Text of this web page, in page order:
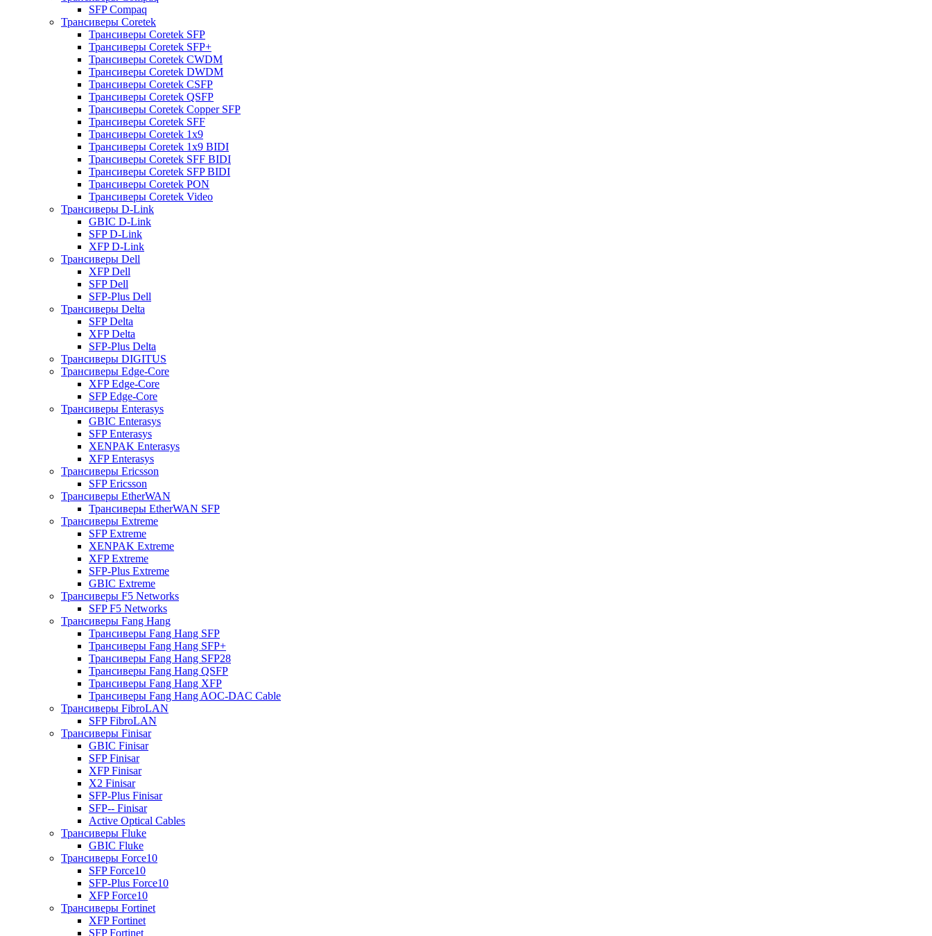
SFP Compaq
Трансиверы Coretek
Трансиверы Coretek SFP
Трансиверы Coretek SFP+
Трансиверы Coretek CWDM
Трансиверы Coretek DWDM
Трансиверы Coretek CSFP
Трансиверы Coretek QSFP
Трансиверы Coretek Copper SFP
Трансиверы Coretek SFF
Трансиверы Coretek 1x9
Трансиверы Coretek 1x9 BIDI
Трансиверы Coretek SFF BIDI
Трансиверы Coretek SFP BIDI
Трансиверы Coretek PON
Трансиверы Coretek Video
Трансиверы D-Link
GBIC D-Link
SFP D-Link
XFP D-Link
Трансиверы Dell
XFP Dell
SFP Dell
SFP-Plus Dell
Трансиверы Delta
SFP Delta
XFP Delta
SFP-Plus Delta
Трансиверы DIGITUS
Трансиверы Edge-Core
XFP Edge-Core
SFP Edge-Core
Трансиверы Enterasys
GBIC Enterasys
SFP Enterasys
XENPAK Enterasys
XFP Enterasys
Трансиверы Ericsson
SFP Ericsson
Трансиверы EtherWAN
Трансиверы EtherWAN SFP
Трансиверы Extreme
SFP Extreme
XENPAK Extreme
XFP Extreme
SFP-Plus Extreme
GBIC Extreme
Трансиверы F5 Networks
SFP F5 Networks
Трансиверы Fang Hang
Трансиверы Fang Hang SFP
Трансиверы Fang Hang SFP+
Трансиверы Fang Hang SFP28
Трансиверы Fang Hang QSFP
Трансиверы Fang Hang XFP
Трансиверы Fang Hang AOC-DAC Cable
Трансиверы FibroLAN
SFP FibroLAN
Трансиверы Finisar
GBIC Finisar
SFP Finisar
XFP Finisar
X2 Finisar
SFP-Plus Finisar
SFP-- Finisar
Active Optical Cables
Трансиверы Fluke
GBIC Fluke
Трансиверы Force10
SFP Force10
SFP-Plus Force10
XFP Force10
Трансиверы Fortinet
XFP Fortinet
SFP Fortinet